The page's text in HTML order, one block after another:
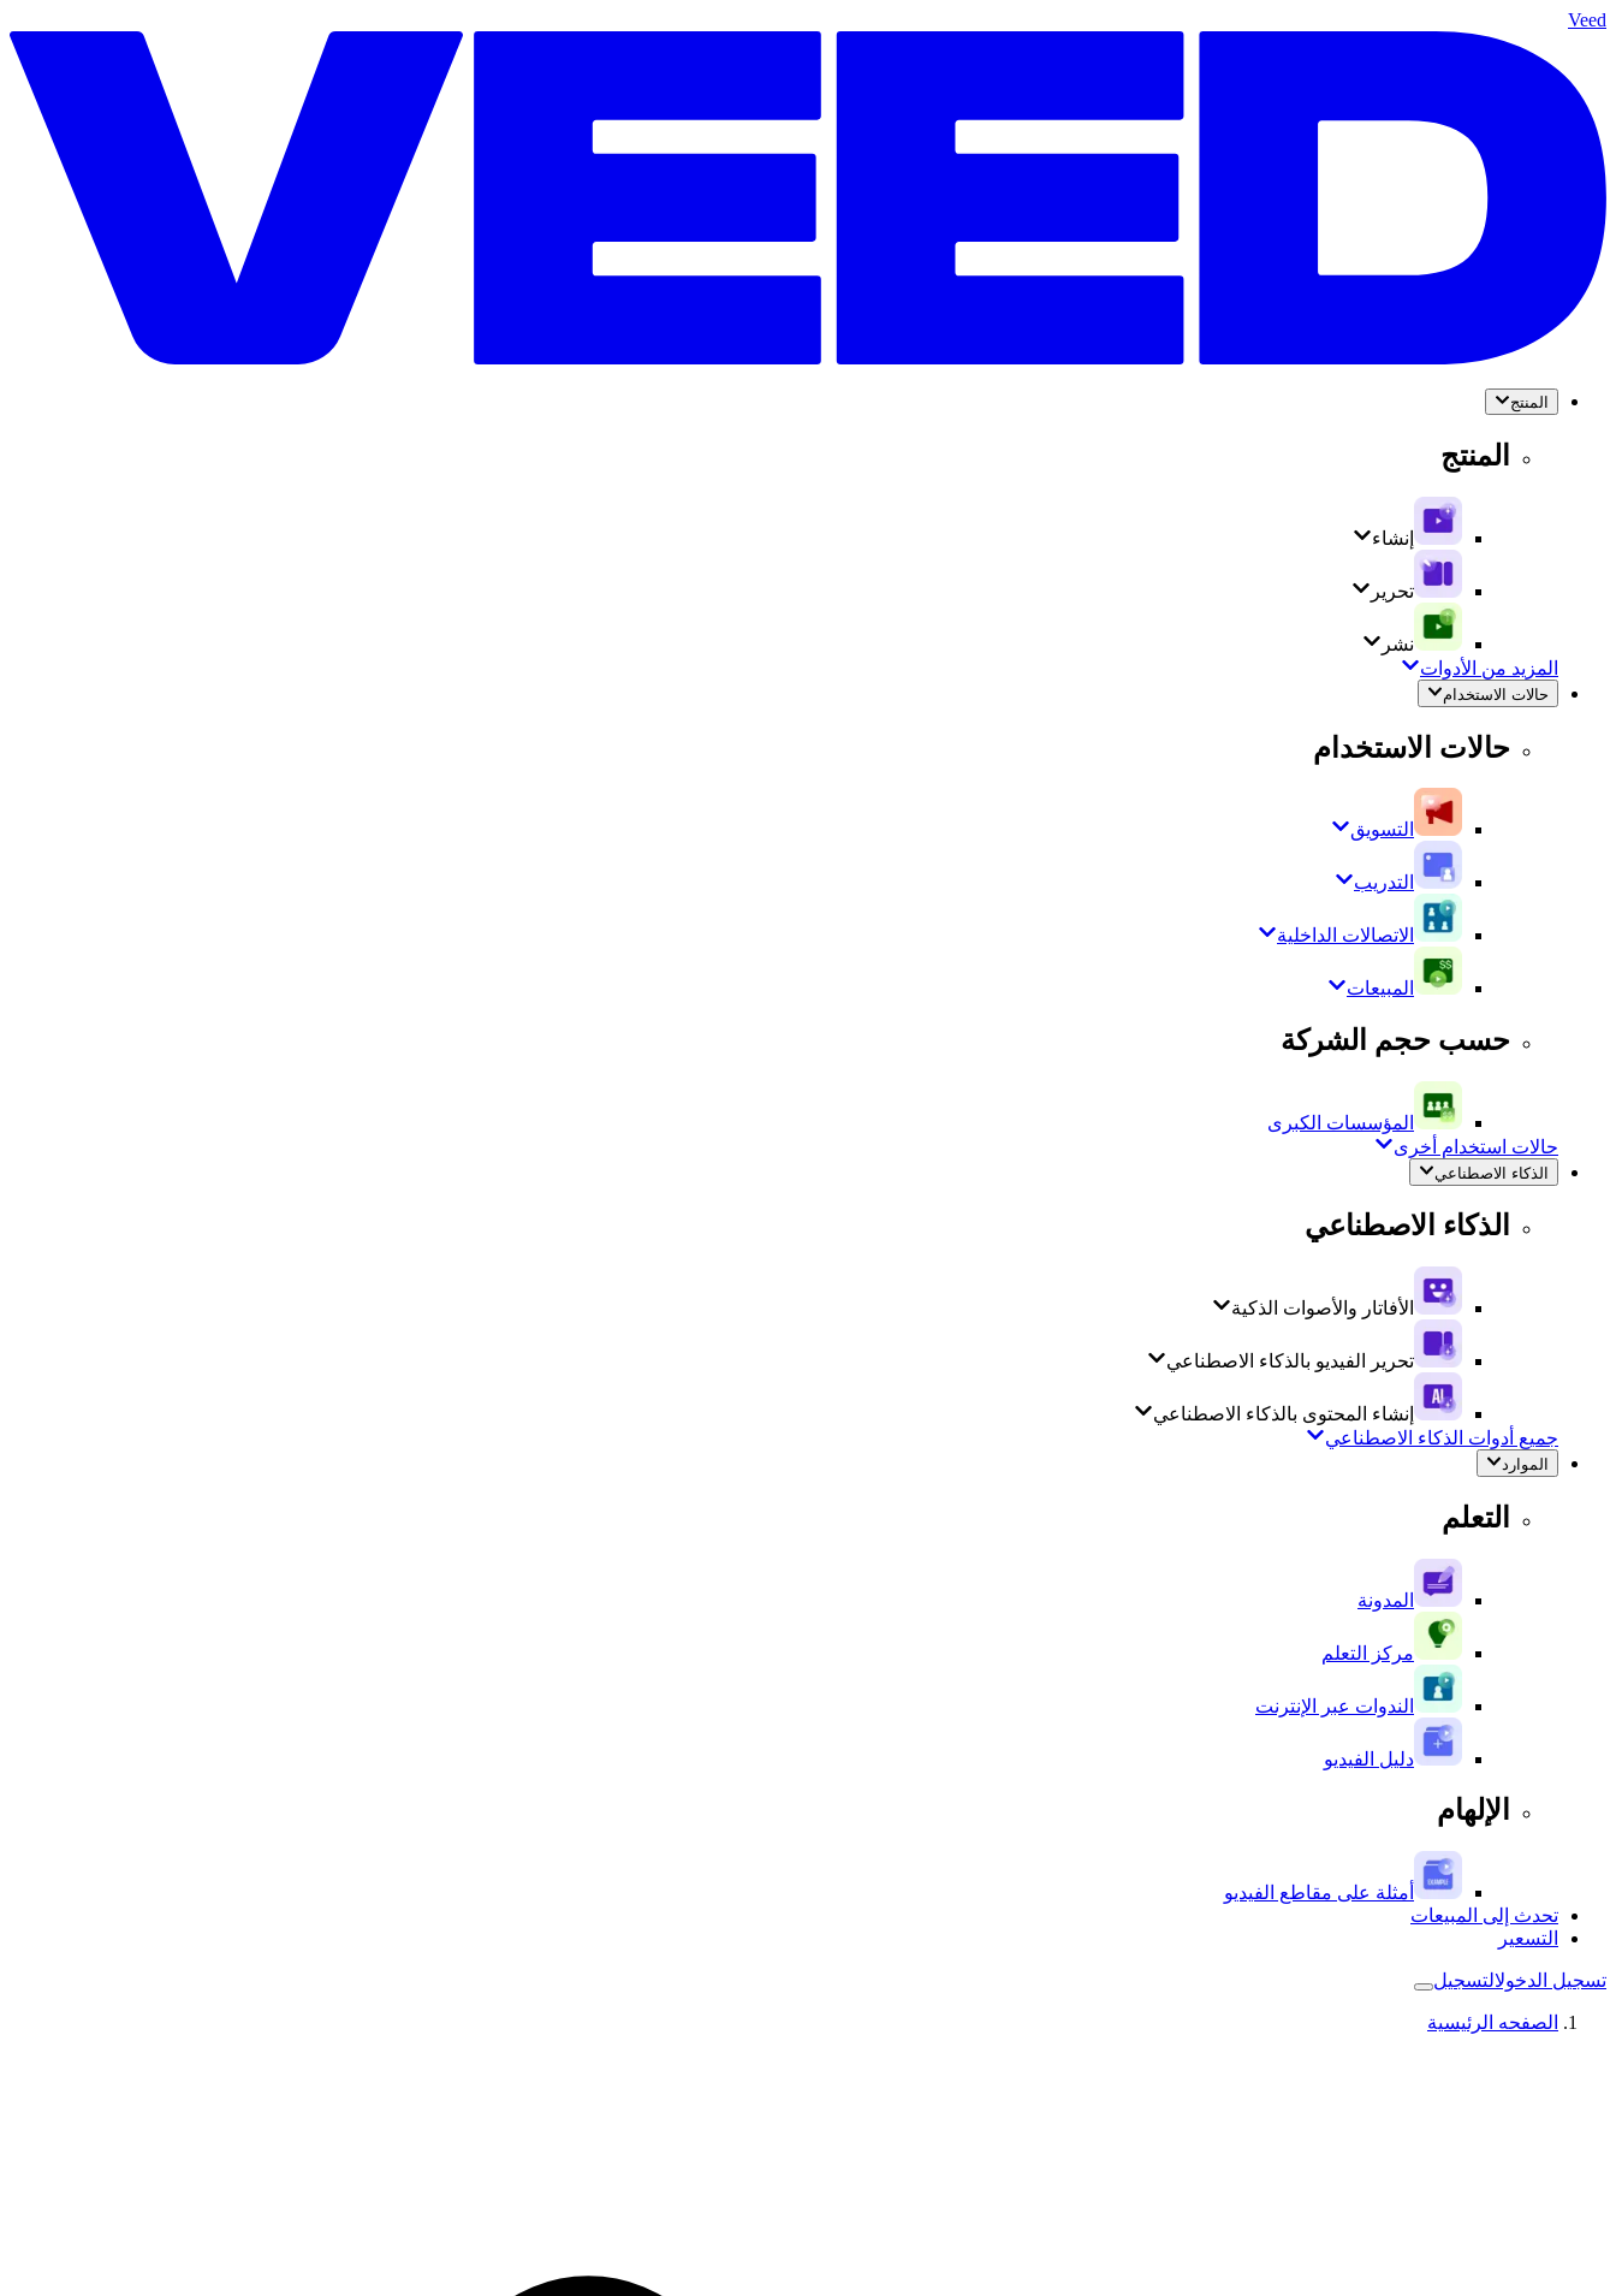
Veed
المنتج
المنتج
إنشاء
تحرير
نشر
المزيد من الأدوات
حالات الاستخدام
حالات الاستخدام
التسويق
التدريب
الاتصالات الداخلية
المبيعات
حسب حجم الشركة
المؤسسات الكبرى
حالات استخدام أخرى
الذكاء الاصطناعي
الذكاء الاصطناعي
الأفاتار والأصوات الذكية
تحرير الفيديو بالذكاء الاصطناعي
إنشاء المحتوى بالذكاء الاصطناعي
جميع أدوات الذكاء الاصطناعي
الموارد
التعلم
المدونة
مركز التعلم
الندوات عبر الإنترنت
دليل الفيديو
الإلهام
أمثلة على مقاطع الفيديو
تحدث إلى المبيعات
التسعير
تسجيل الدخولالتسجيل
الصفحه الرئيسية